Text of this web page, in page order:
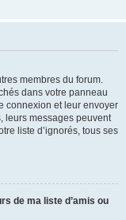
membres du forum.
dans votre panneau
connexion et leur envoyer
leurs messages peuvent
liste d’ignorés, tous ses
de ma liste d’amis ou